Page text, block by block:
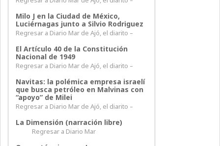
Milo J en la Ciudad de México,
Luciérnagas junto a Silvio Rodriguez
Regresar a Diario Mar de Ajó, el diarito –
El Artículo 40 de la Constitución
Nacional de 1949
Regresar a Diario Mar de Ajó, el diarito –
Navitas: la polémica empresa israelí
que busca petróleo en Malvinas con
“apoyo” de Milei
Regresar a Diario Mar de Ajó, el diarito –
La Dimensión (narración libre)
Regresar a Diario Mar